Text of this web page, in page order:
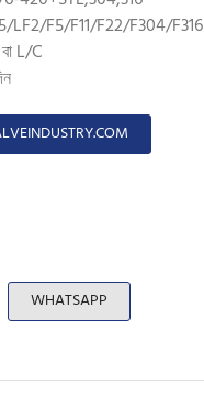
LF2/F5/F11/F22/F304/F316
L/C
WHATSAPP